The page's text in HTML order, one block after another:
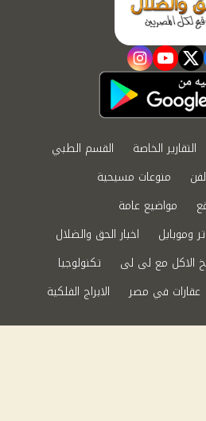
twitter
youtube
instagram
التقارير الخاصة
القسم الطبي
منوعات مسيحية
مواضيع عامة
وموبايل
اخبار الحق والضلال
الاكل مع لى لى
تكنولوجيا
عقارات في مصر
الابراج الفلكية